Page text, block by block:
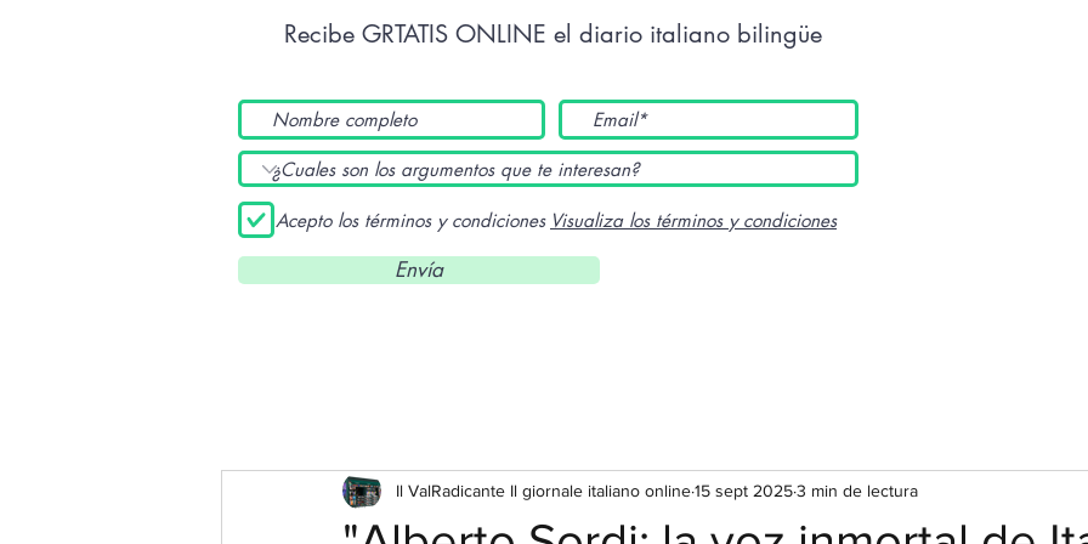
Recibe GRTATIS ONLINE el diario italiano bilingüe
Acepto los términos y condiciones Visualiza los términos y condiciones
Envía
Il ValRadicante Il giornale italiano online15 sept 20253 min de lectura